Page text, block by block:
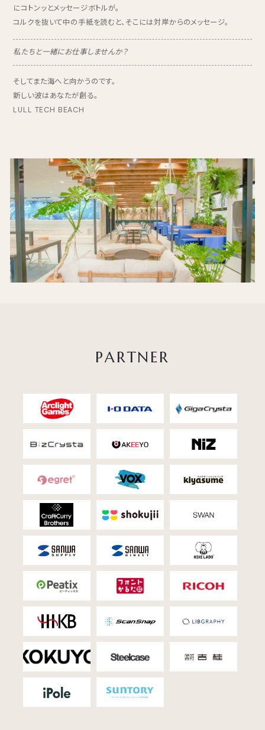
にコトンッとメッセージボトルが。
コルクを抜いて中の手紙を読むと、そこには対岸からのメッセージ。
私たちと一緒にお仕事しませんか？
そしてまた海へと向かうのです。
新しい波はあなたが創る。
LULL TECH BEACH
PARTN ER